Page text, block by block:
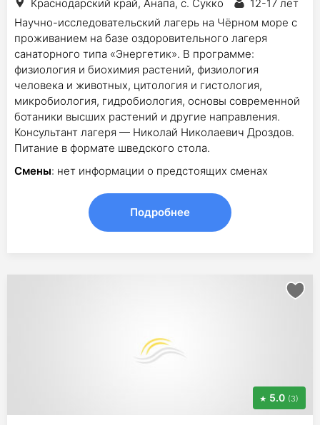
Краснодарский край, Анапа, с. Сукко
12-17 лет
Научно-исследовательский лагерь на Чёрном море с
проживанием на базе оздоровительного лагеря
санаторного типа «Энергетик». В программе:
физиология и биохимия растений, физиология
человека и животных, цитология и гистология,
микробиология, гидробиология, основы современной
ботаники высших растений и другие направления.
Консультант лагеря — Николай Николаевич Дроздов.
Питание в формате шведского стола.
Смены: нет информации о предстоящих сменах
Подробнее
5.0 (3)